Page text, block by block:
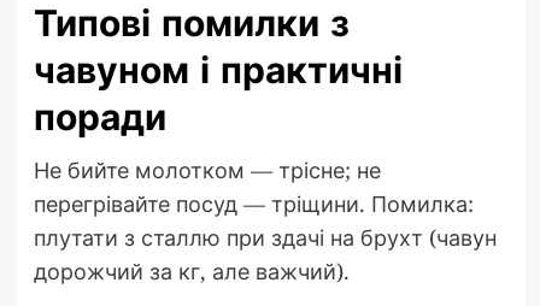
Типові помилки з
чавуном і практичні
поради
Не бийте молотком — трісне; не
перегрівайте посуд — тріщини. Помилка:
плутати з сталлю при здачі на брухт (чавун
дорожчий за кг, але важчий).